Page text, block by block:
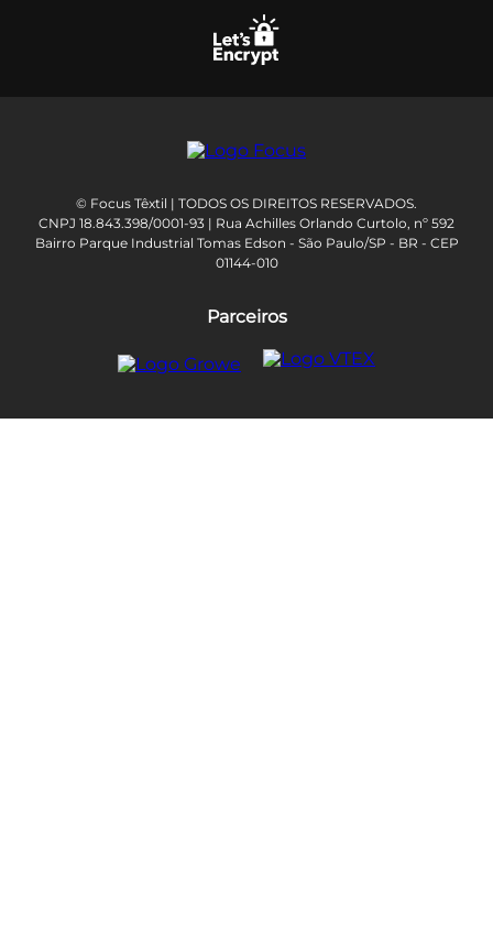
© Focus Têxtil | TODOS OS DIREITOS RESERVADOS.
CNPJ 18.843.398/0001-93 | Rua Achilles Orlando Curtolo, nº 592
Bairro Parque Industrial Tomas Edson - São Paulo/SP - BR - CEP
01144-010
Parceiros